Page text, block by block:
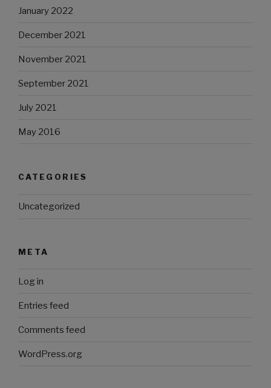
January 2022
December 2021
November 2021
September 2021
July 2021
May 2016
CATEGORIES
Uncategorized
META
Log in
Entries feed
Comments feed
WordPress.org